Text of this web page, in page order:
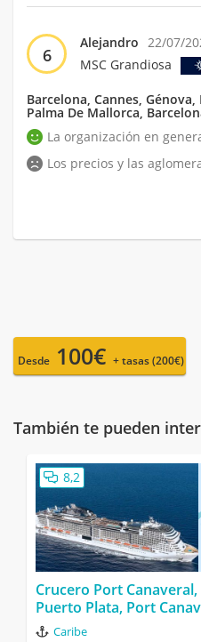
6
Alejandro
22/07/
MSC Grandiosa
Barcelona, Cannes, Génova,
Palma De Mallorca,
La organización en
Los precios y las
Desde 100€ + tasas (200€)
También te pueden
8,2
Crucero Port
Puerto Plata, Port
Caribe